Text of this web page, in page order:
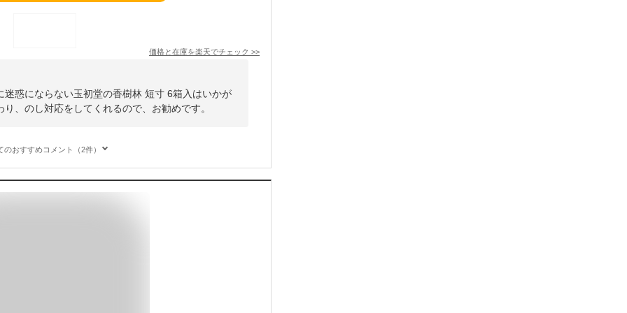
価格と在庫を楽天でチェック >>
惑にならない玉初堂の香樹林 短寸 6箱入はいかが
、のし対応をしてくれるので、お勧めです。
のおすすめコメント（2件）